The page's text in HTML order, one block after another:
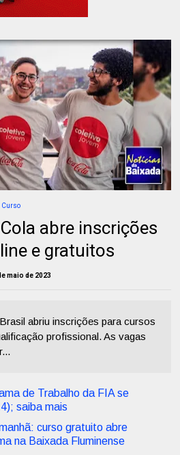
Curso
abre inscrições
e gratuitos
maio de 2023
abriu inscrições para cursos
profissional. As vagas
de Trabalho da FIA se
saiba mais
curso gratuito abre
na Baixada Fluminense